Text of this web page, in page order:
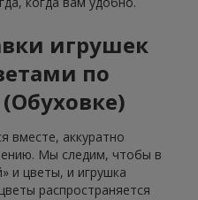
игрушек
по
вместе, аккуратно
Мы следим, чтобы в
и цветы, и игрушка
распространяется